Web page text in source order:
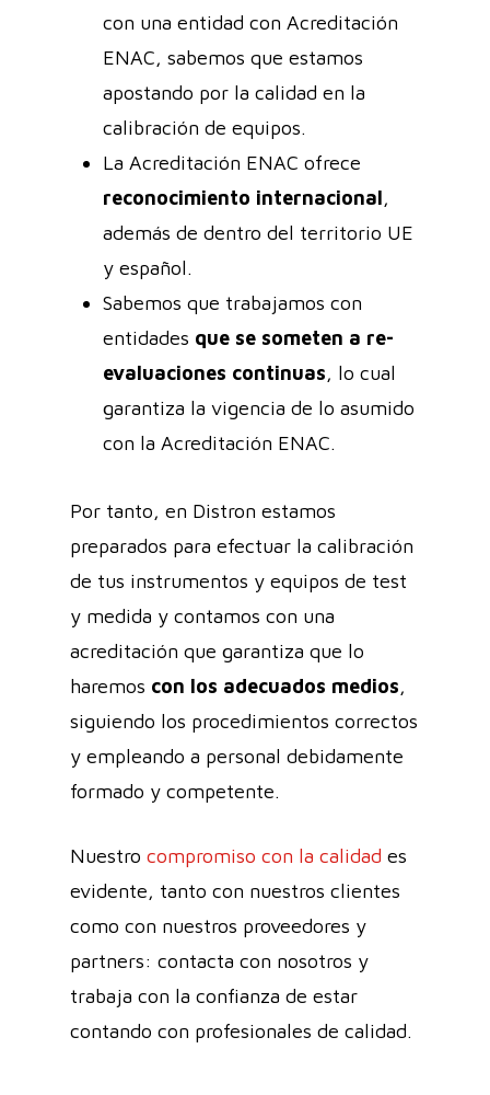
con una entidad con Acreditación
ENAC, sabemos que estamos
apostando por la calidad en la
calibración de equipos.
La Acreditación ENAC ofrece
reconocimiento internacional,
además de dentro del territorio UE
y español.
Sabemos que trabajamos con
entidades que se someten a re-
evaluaciones continuas, lo cual
garantiza la vigencia de lo asumido
con la Acreditación ENAC.
Por tanto, en Distron estamos
preparados para efectuar la calibración
de tus instrumentos y equipos de test
y medida y contamos con una
acreditación que garantiza que lo
haremos con los adecuados medios,
siguiendo los procedimientos correctos
y empleando a personal debidamente
formado y competente.
Nuestro compromiso con la calidad es
evidente, tanto con nuestros clientes
como con nuestros proveedores y
partners: contacta con nosotros y
trabaja con la confianza de estar
contando con profesionales de calidad.